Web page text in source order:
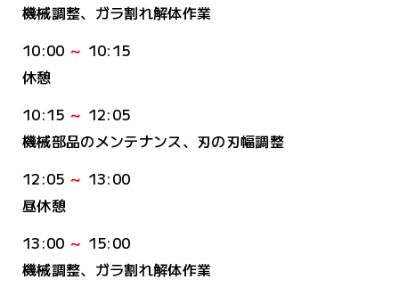
機械調整、ガラ割れ解体作業
10:00 ～ 10:15
休憩
10:15 ～ 12:05
機械部品のメンテナンス、刃の刃幅調整
12:05 ～ 13:00
昼休憩
13:00 ～ 15:00
機械調整、ガラ割れ解体作業